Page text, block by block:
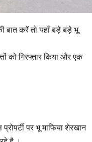
बात करें तो यहाँ बड़े बड़े भू
को गिरफ्तार किया और एक
पर भू माफिया शेरखान